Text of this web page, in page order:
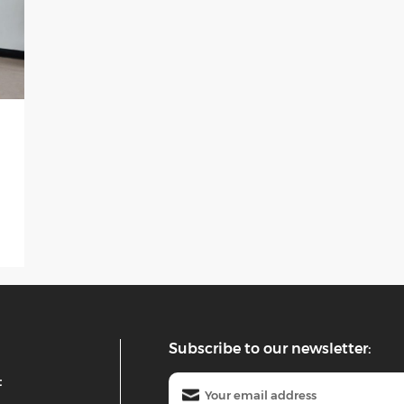
Subscribe to our newsletter: